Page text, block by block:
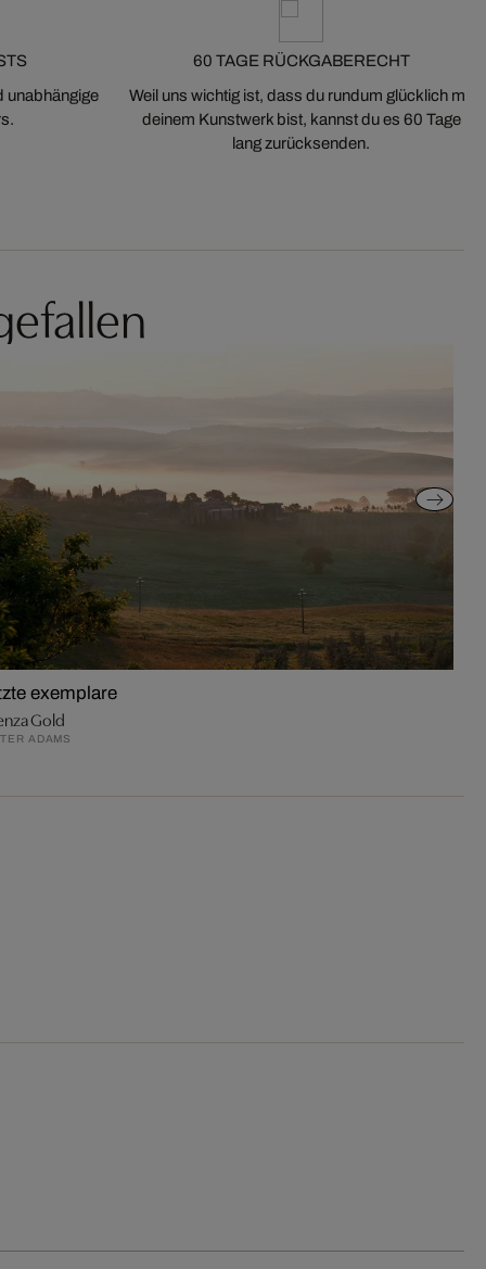
unabhängige
60 TAGE RÜCKGABERECHT
Weil uns wichtig ist, dass du rundum glücklich mit
deinem Kunstwerk bist, kannst du es 60 Tage
lang zurücksenden.
exemplare
Gold
ADAMS